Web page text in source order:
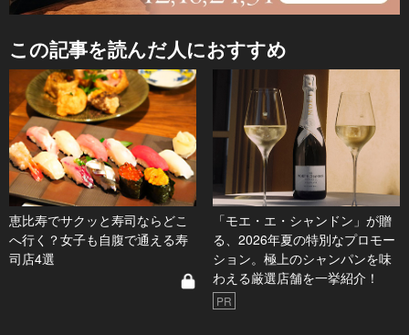
この記事を読んだ人におすすめ
恵比寿でサクッと寿司ならどこ
へ行く？女子も自腹で通える寿
司店4選
「モエ・エ・シャンドン」が贈
る、2026年夏の特別なプロモー
ション。極上のシャンパンを味
わえる厳選店舗を一挙紹介！
PR